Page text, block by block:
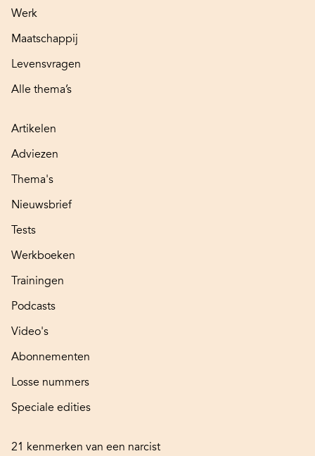
Werk
Maatschappij
Levensvragen
Alle thema’s
Artikelen
Adviezen
Thema's
Nieuwsbrief
Tests
Werkboeken
Trainingen
Podcasts
Video's
Abonnementen
Losse nummers
Speciale edities
21 kenmerken van een narcist